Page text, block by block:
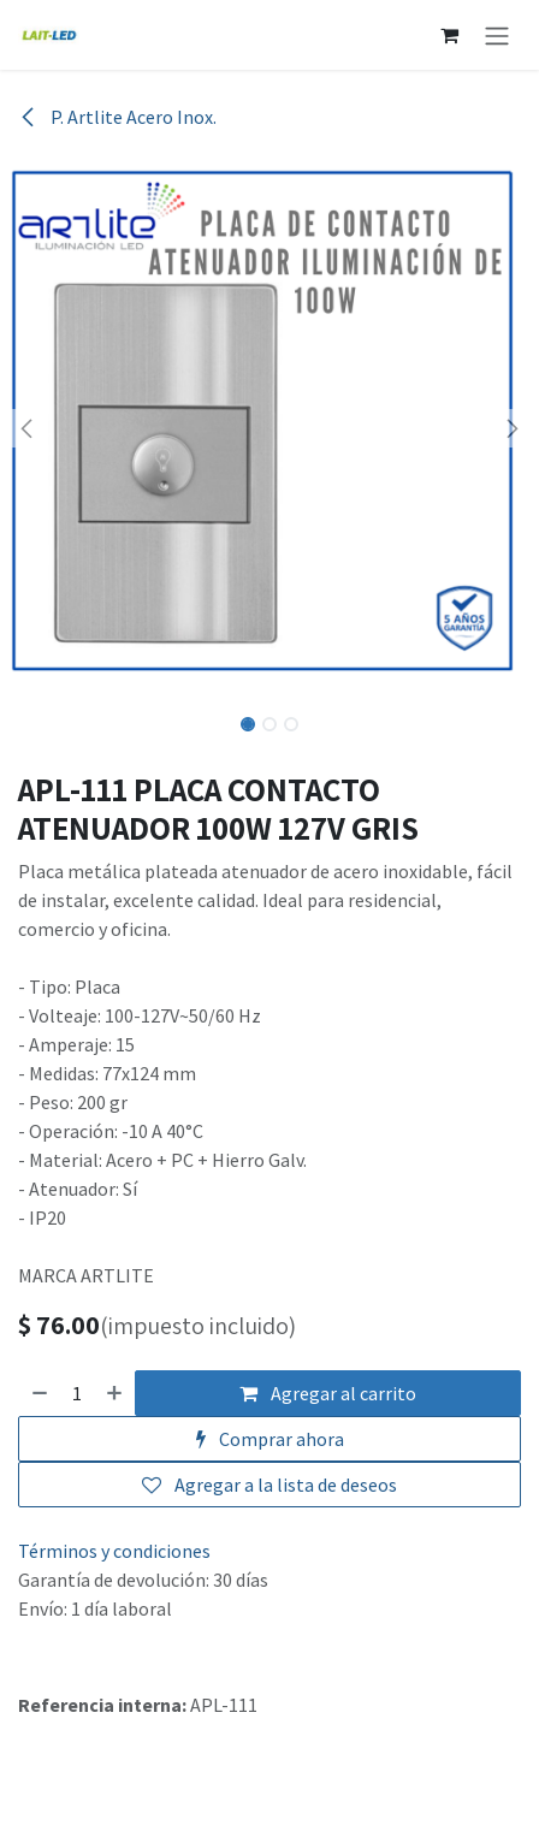
P. Artlite Acero Inox.
APL-111 PLACA CONTACTO
ATENUADOR 100W 127V GRIS
Placa metálica plateada atenuador de acero inoxidable, fácil
de instalar, excelente calidad. Ideal para residencial,
comercio y oficina.
- Tipo: Placa
- Volteaje: 100-127V~50/60 Hz
- Amperaje: 15
- Medidas: 77x124 mm
- Peso: 200 gr
- Operación: -10 A 40°C
- Material: Acero + PC + Hierro Galv.
- Atenuador: Sí
- IP20
MARCA ARTLITE
$ 76.00(impuesto incluido)
Agregar al carrito
Comprar ahora
Agregar a la lista de deseos
Términos y condiciones
Garantía de devolución: 30 días
Envío: 1 día laboral
Referencia interna:APL-111